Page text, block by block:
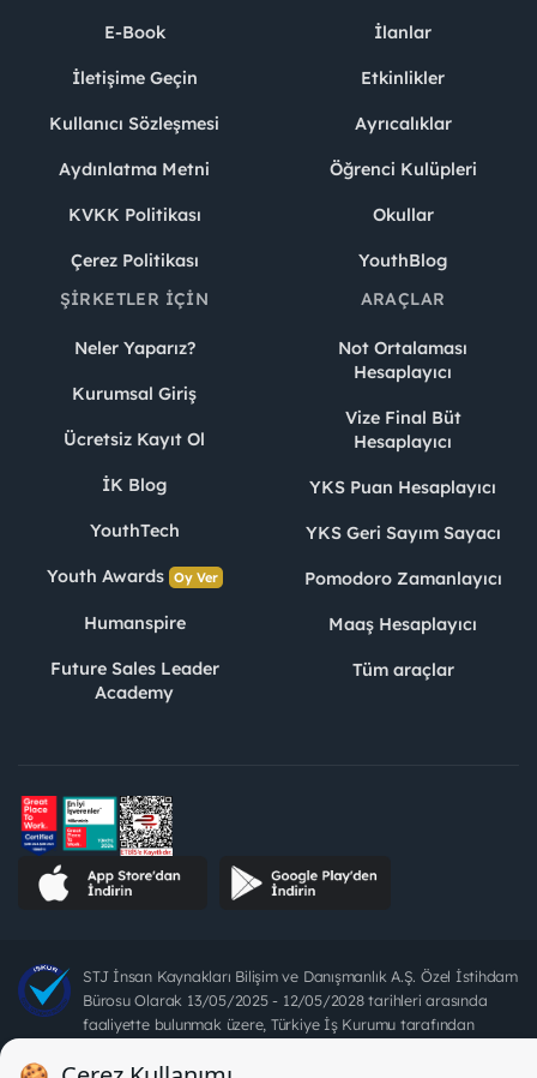
E-Book
İletişime Geçin
Kullanıcı Sözleşmesi
Aydınlatma Metni
KVKK Politikası
Çerez Politikası
İlanlar
Etkinlikler
Ayrıcalıklar
Öğrenci Kulüpleri
Okullar
YouthBlog
ŞIRKETLER İÇIN
Neler Yaparız?
Kurumsal Giriş
Ücretsiz Kayıt Ol
İK Blog
YouthTech
Youth Awards Oy Ver
Humanspire
Future Sales Leader
Academy
ARAÇLAR
Not Ortalaması
Hesaplayıcı
Vize Final Büt
Hesaplayıcı
YKS Puan Hesaplayıcı
YKS Geri Sayım Sayacı
Pomodoro Zamanlayıcı
Maaş Hesaplayıcı
Tüm araçlar
STJ İnsan Kaynakları Bilişim ve Danışmanlık A.Ş. Özel İstihdam
Bürosu Olarak 13/05/2025 - 12/05/2028 tarihleri arasında
faaliyette bulunmak üzere, Türkiye İş Kurumu tarafından
belge ile faaliyet göstermektedir. 4904 sayılı kanun uyarınca iş